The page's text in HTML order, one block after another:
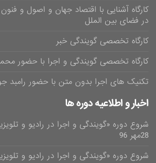
کارگاه آشنایی با اقتصاد جهان و اصول و
در فضای بین الملل
کارگاه تخصصی گویندگی خبر
کارگاه تخصصی گویندگی و اجرا با حضور
تکنیک های اجرا بدون متن با حضور رامبد
اخبار و اطلاعیه دوره ها
28مهر 96